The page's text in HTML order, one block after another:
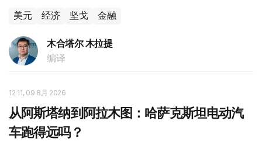
美元 经济 坚戈 金融
木合塔尔 木拉提
编译
12:11, 09 8月 2026
从阿斯塔纳到阿拉木图：哈萨克斯坦电动汽
车跑得远吗？